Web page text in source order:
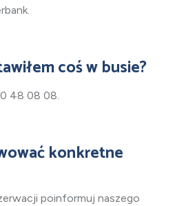
coś w busie?
48 08 08.
konkretne
poinformuj naszego